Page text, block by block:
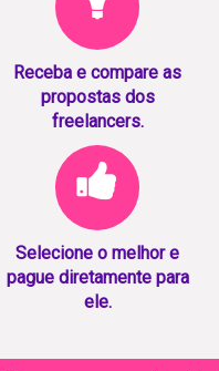
Receba e compare as
propostas dos
freelancers.
Selecione o melhor e
pague diretamente para
ele.